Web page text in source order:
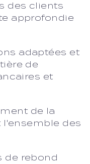
des clients
approfondie
adaptées et
de
et
de la
des
de rebond